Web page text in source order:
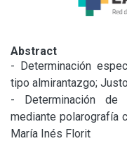
Abstract
- Determinación
tipo almirantazgo;
- Determinación de
mediante polarografía
María Inés Florit